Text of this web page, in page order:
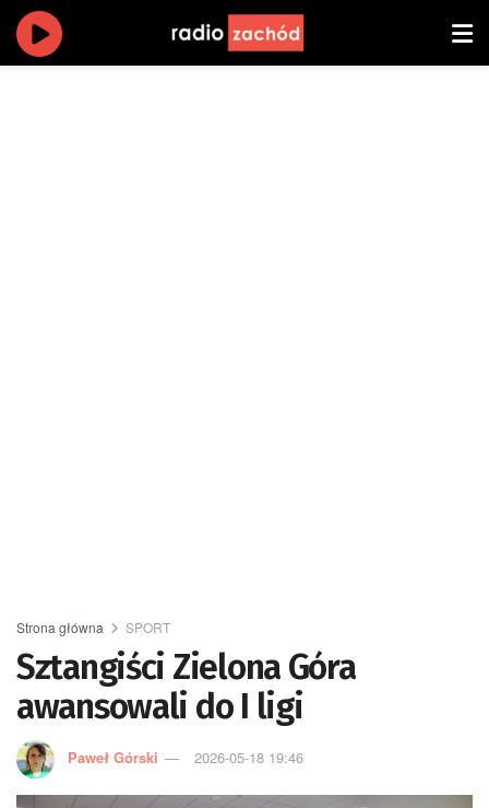
Strona główna SPORT
Sztangiści Zielona Góra
awansowali do I ligi
Paweł Górski 2026-05-18 19:46